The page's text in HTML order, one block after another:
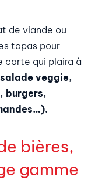
de viande ou
tapas pour
carte qui plaira à
veggie,
burgers,
bières,
gamme